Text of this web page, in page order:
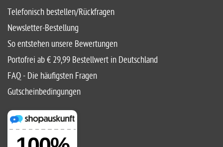
Telefonisch bestellen/Rückfragen
Newsletter-Bestellung
So entstehen unsere Bewertungen
Portofrei ab € 29,99 Bestellwert in Deutschland
FAQ - Die häufigsten Fragen
Gutscheinbedingungen